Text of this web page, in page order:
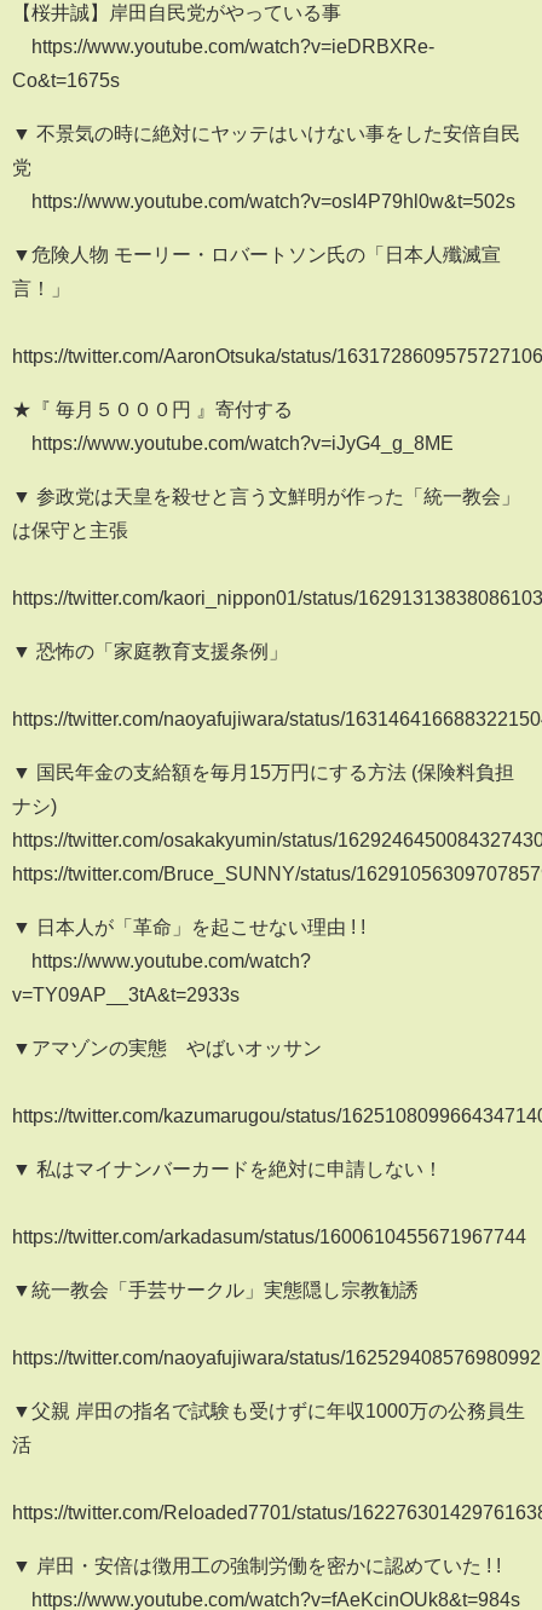
【桜井誠】岸田自民党がやっている事
https://www.youtube.com/watch?v=ieDRBXRe-
Co&t=1675s
▼ 不景気の時に絶対にヤッテはいけない事をした安倍自民
党
https://www.youtube.com/watch?v=osI4P79hl0w&t=502s
▼危険人物 モーリー・ロバートソン氏の「日本人殲滅宣
言！」
https://twitter.com/AaronOtsuka/status/1631728609575727106
★『 毎月５０００円 』寄付する
https://www.youtube.com/watch?v=iJyG4_g_8ME
▼ 参政党は天皇を殺せと言う文鮮明が作った「統一教会」
は保守と主張
https://twitter.com/kaori_nippon01/status/
▼ 恐怖の「家庭教育支援条例」
https://twitter.com/naoyafujiwara/status/
▼ 国民年金の支給額を毎月15万円にする方法 (保険料負担
ナシ)
https://twitter.com/osakakyumin/status/
https://twitter.com/Bruce_SUNNY/status/
▼ 日本人が「革命」を起こせない理由 ! !
https://www.youtube.com/watch?
v=TY09AP__3tA&t=2933s
▼アマゾンの実態 やばいオッサン
https://twitter.com/kazumarugou/status/
▼ 私はマイナンバーカードを絶対に申請しない！
https://twitter.com/arkadasum/status/1600610455671967744
▼統一教会「手芸サークル」実態隠し宗教勧誘
https://twitter.com/naoyafujiwara/status/
▼父親 岸田の指名で試験も受けずに年収1000万の公務員生
活
https://twitter.com/Reloaded7701/status/
▼ 岸田・安倍は徴用工の強制労働を密かに認めていた ! !
https://www.youtube.com/watch?v=fAeKcinOUk8&t=984s